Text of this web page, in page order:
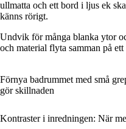
ullmatta och ett bord i ljus ek
känns rörigt.
Undvik för många blanka ytor
och material flyta samman på
Förnya badrummet med små
gör skillnaden
Kontraster i inredningen: När